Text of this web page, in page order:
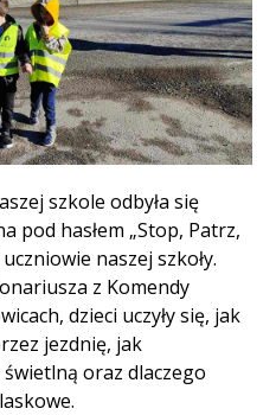
szkole odbyła się
pod hasłem „Stop, Patrz,
naszej szkoły.
z Komendy
dzieci uczyły się, jak
jezdnię, jak
oraz dlaczego